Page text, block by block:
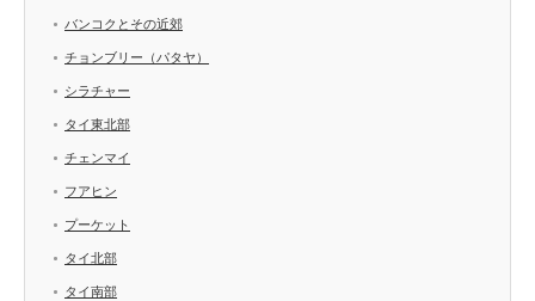
バンコクとその近郊
チョンブリー（パタヤ）
シラチャー
タイ東北部
チェンマイ
フアヒン
プーケット
タイ北部
タイ南部